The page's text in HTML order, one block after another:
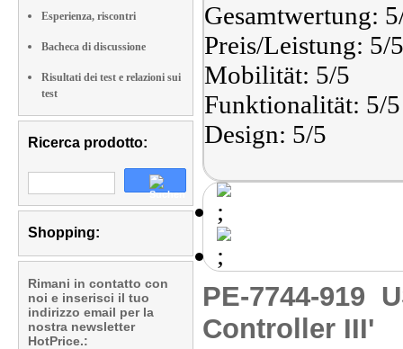
Esperienza, riscontri
Bacheca di discussione
Risultati dei test e relazioni sui
test
Ricerca prodotto:
Shopping:
Rimani in contatto con
noi e inserisci il tuo
indirizzo email per la
nostra newsletter
HotPrice.:
Gesamtwertung:
Preis/Leistung: 5/5
Mobilität: 5/5
Funktionalität: 5/5
Design: 5/5
PE-7744-919
Controller III'